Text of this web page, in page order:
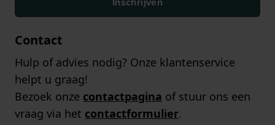
Contact
Hulp of advies nodig? Onze klantenservice
helpt u graag!
Bezoek onze contactpagina of stuur ons een
vraag via het contactformulier.